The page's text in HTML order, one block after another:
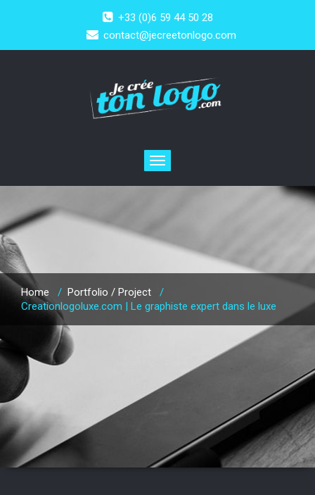
+33 (0)6 59 44 50 28
contact@jecreetonlogo.com
Toggle
navigation
Home / Portfolio / Project /
Creationlogoluxe.com | Le graphiste expert dans le luxe